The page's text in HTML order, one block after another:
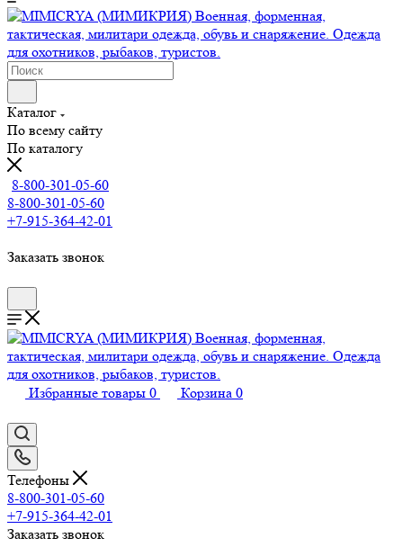
Каталог
По всему сайту
По каталогу
8-800-301-05-60
8-800-301-05-60
+7-915-364-42-01
Заказать звонок
Избранные товары 0 Корзина 0
Телефоны
8-800-301-05-60
+7-915-364-42-01
Заказать звонок